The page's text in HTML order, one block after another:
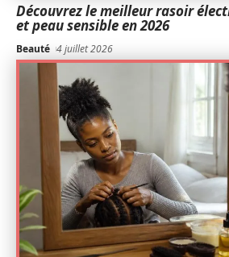
Découvrez le meilleur rasoir
et peau sensible en 2026
Beauté 4 juillet 2026